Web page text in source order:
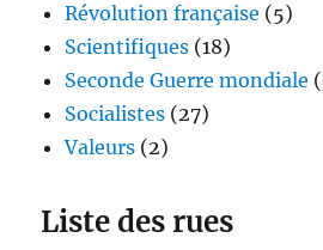
Révolution française (5)
Scientifiques (18)
Seconde Guerre mondiale
Socialistes (27)
Valeurs (2)
Liste des rues